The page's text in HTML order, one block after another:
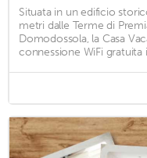
Situata in un edificio
metri dalle Terme di
Domodossola, la Casa
connessione WiFi gratuita